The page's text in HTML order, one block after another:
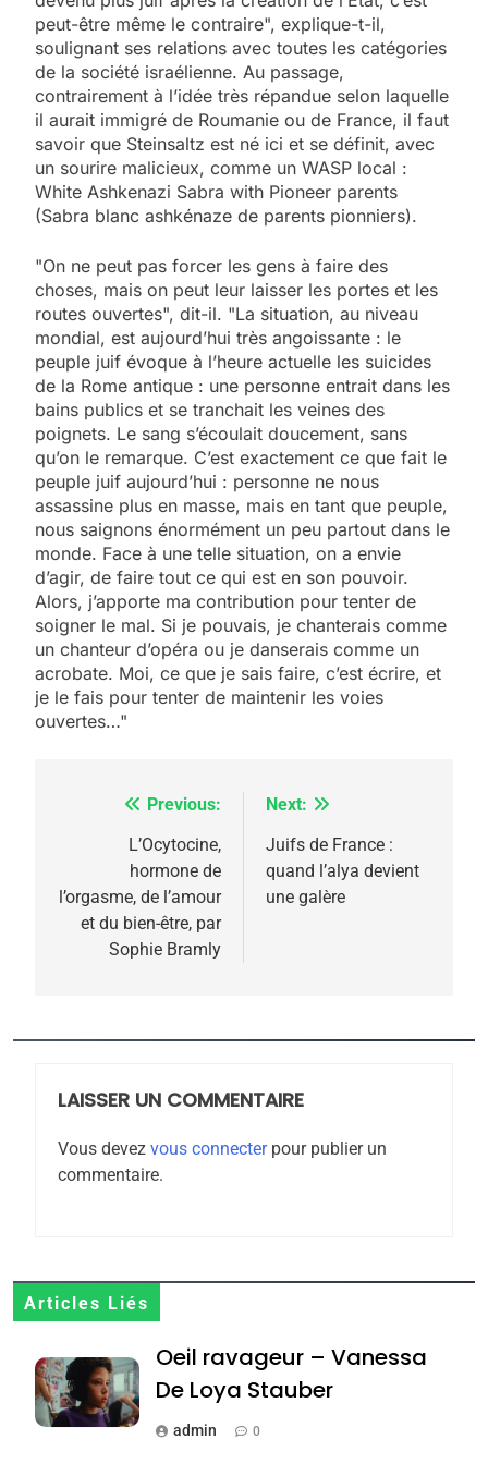
peut-être même le contraire", explique-t-il,
soulignant ses relations avec toutes les catégories
de la société israélienne. Au passage,
contrairement à l’idée très répandue selon laquelle
il aurait immigré de Roumanie ou de France, il faut
savoir que Steinsaltz est né ici et se définit, avec
un sourire malicieux, comme un WASP local :
White Ashkenazi Sabra with Pioneer parents
(Sabra blanc ashkénaze de parents pionniers).
"On ne peut pas forcer les gens à faire des
choses, mais on peut leur laisser les portes et les
routes ouvertes", dit-il. "La situation, au niveau
mondial, est aujourd’hui très angoissante : le
peuple juif évoque à l’heure actuelle les suicides
de la Rome antique : une personne entrait dans les
bains publics et se tranchait les veines des
poignets. Le sang s’écoulait doucement, sans
qu’on le remarque. C’est exactement ce que fait le
peuple juif aujourd’hui : personne ne nous
assassine plus en masse, mais en tant que peuple,
nous saignons énormément un peu partout dans le
monde. Face à une telle situation, on a envie
d’agir, de faire tout ce qui est en son pouvoir.
Alors, j’apporte ma contribution pour tenter de
soigner le mal. Si je pouvais, je chanterais comme
un chanteur d’opéra ou je danserais comme un
acrobate. Moi, ce que je sais faire, c’est écrire, et
je le fais pour tenter de maintenir les voies
ouvertes…"
Navigation
l’article
Previous:
L’Ocytocine,
hormone de
l’orgasme, de l’amour
et du bien-être, par
Sophie Bramly
Next:
Juifs de France :
quand l’alya devient
une galère
LAISSER UN COMMENTAIRE
Vous devez vous connecterpour publier un
commentaire.
Articles Liés
Oeil ravageur – Vanessa
De Loya Stauber
admin 0
2025, l’année la plus
meurtrière selon le
rapport d’ADL contre
FRANCE
FIÈRE, DIGNE ET RÉSILIENTE :
MA JUDAÏTE par Thérèse
ISRAÉL JUDAISME
7
8
Tafraout, le miel de Tadla
Azilal consacrés produits
du terroir
DAFINA MAROC